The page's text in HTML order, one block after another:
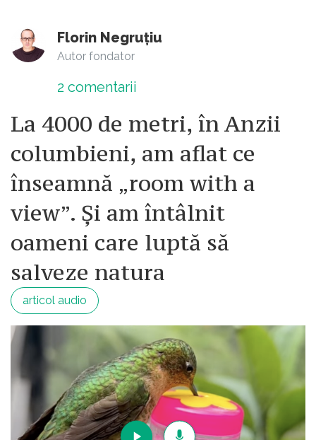
Florin Negruțiu
Autor fondator
2 comentarii
La 4000 de metri, în Anzii
columbieni, am aflat ce
înseamnă „room with a
view”. Și am întâlnit
oameni care luptă să
salveze natura
articol audio